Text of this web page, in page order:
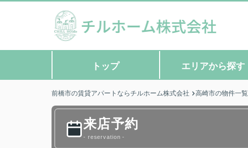
トップ エリアから探す
前橋市の賃貸アパートならチルホーム株式会社 高崎市の物件一覧
来店予約
- reservation -